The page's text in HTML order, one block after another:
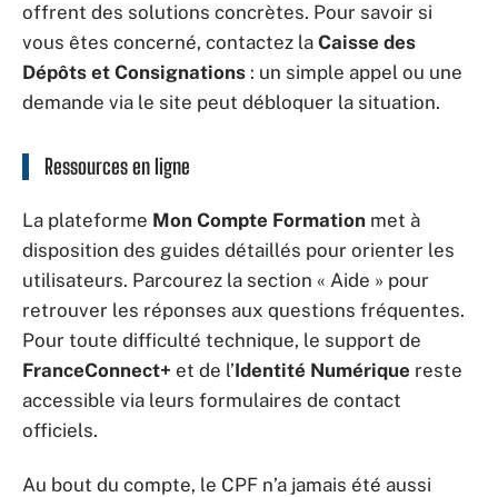
offrent des solutions concrètes. Pour savoir si
vous êtes concerné, contactez la Caisse des
Dépôts et Consignations : un simple appel ou une
demande via le site peut débloquer la situation.
Ressources en ligne
La plateforme Mon Compte Formation met à
disposition des guides détaillés pour orienter les
utilisateurs. Parcourez la section « Aide » pour
retrouver les réponses aux questions fréquentes.
Pour toute difficulté technique, le support de
FranceConnect+ et de l’Identité Numérique reste
accessible via leurs formulaires de contact
officiels.
Au bout du compte, le CPF n’a jamais été aussi